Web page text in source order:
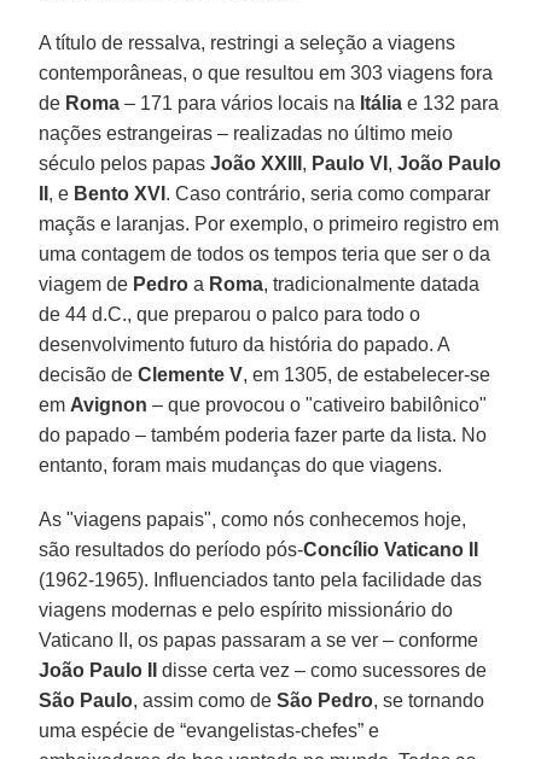
A título de ressalva, restringi a seleção a viagens
contemporâneas, o que resultou em 303 viagens fora
de Roma – 171 para vários locais na Itália e 132 para
nações estrangeiras – realizadas no último meio
século pelos papasJoão XXIII , Paulo VI ,João Paulo
, e Bento XVI . Caso contrário, seria como comparar
maçãs e laranjas. Por exemplo, o primeiro registro em
uma contagem de todos os tempos teria que ser o da
viagem de Pedro a Roma, tradicionalmente datada
de 44 d.C., que preparou o palco para todo o
desenvolvimento futuro da história do papado. A
decisão deClemente V, em 1305, de estabelecer-se
em Avignon – que provocou o "cativeiro babilônico"
do papado – também poderia fazer parte da lista. No
entanto, foram mais mudanças do que viagens.
As "viagens papais", como nós conhecemos hoje,
são resultados do período pós-Concílio Vaticano II
(1962-1965). Influenciados tanto pela facilidade das
viagens modernas e pelo espírito missionário do
Vaticano II, os papas passaram a se ver – conforme
João Paulo II
disse certa vez – como sucessores de
São Paulo, assim como deSão Pedro, se tornando
uma espécie de “evangelistas-chefes” e